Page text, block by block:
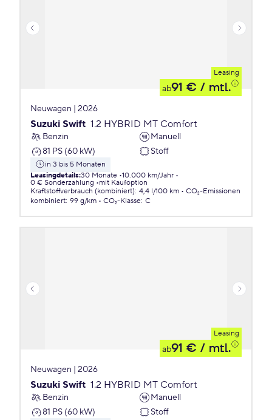
Leasing
ab91 € / mtl.
Neuwagen | 2026
Suzuki Swift 1.2 HYBRID MT Comfort
Benzin
Manuell
81 PS (60 kW)
Stoff
in 3 bis 5 Monaten
Leasingdetails:30 Monate 10.000 km/Jahr
0 € Sonderzahlung
mit Kaufoption
Kraftstoffverbrauch (kombiniert): 4,4 l/100 km
CO₂-Emissionen
kombiniert: 99 g/km CO₂-Klasse: C
Leasing
ab91 € / mtl.
Neuwagen | 2026
Suzuki Swift 1.2 HYBRID MT Comfort
Benzin
Manuell
81 PS (60 kW)
Stoff